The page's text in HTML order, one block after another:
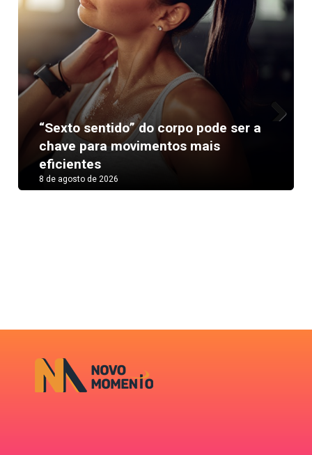
“Sexto sentido” do corpo pode ser a
chave para movimentos mais
eficientes
8 de agosto de 2026